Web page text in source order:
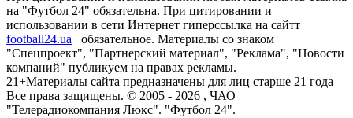
на "Футбол 24" обязательна. При цитировании и
использовании в сети Интернет гиперссылка на сайтт
football24.ua
обязательное. Материалы со знаком
"Спецпроект", "Партнерский материал", "Реклама", "Новости
компаний" публикуем на правах рекламы.
21+Материалы сайта предназначены для лиц старше 21 года
Все права защищены. © 2005 - 2026 , ЧАО
"Телерадиокомпания Люкс". "Футбол 24".